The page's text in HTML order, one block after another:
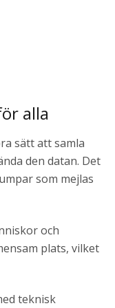
alla
sätt att samla
den datan. Det
som mejlas
och
plats, vilket
teknisk